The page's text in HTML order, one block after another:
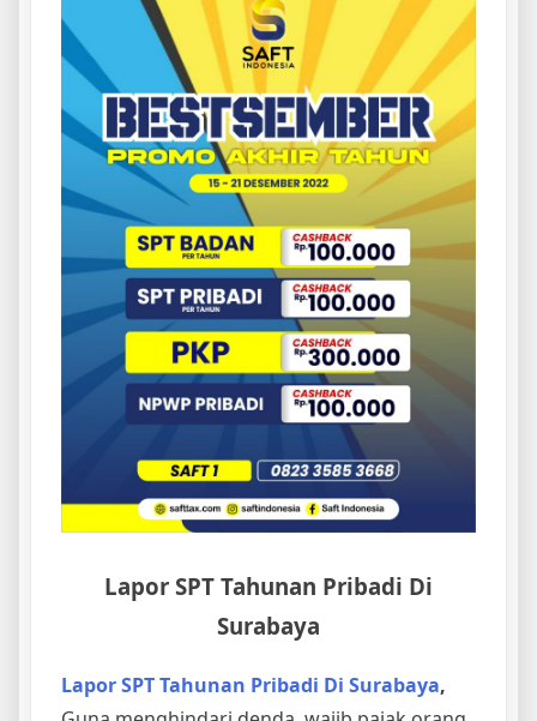
Lapor SPT Tahunan Pribadi Di
Surabaya
Lapor SPT Tahunan Pribadi Di Surabaya,